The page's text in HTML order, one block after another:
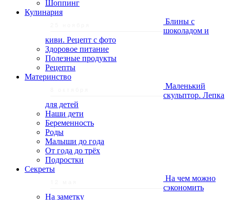
Шоппинг
Кулинария
Блины с
шоколадом и
киви. Рецепт с фото
Здоровое питание
Полезные продукты
Рецепты
Материнство
Маленький
скульптор. Лепка
для детей
Наши дети
Беременность
Роды
Малыши до года
От года до трёх
Подростки
Секреты
На чем можно
сэкономить
На заметку